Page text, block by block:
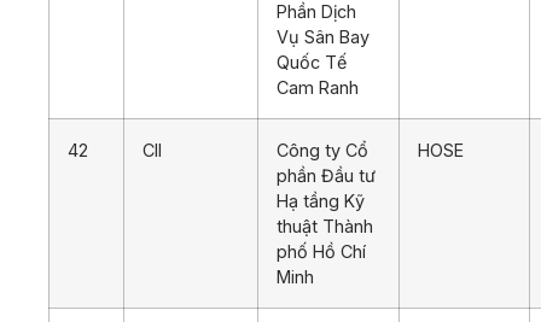
Phần Dịch
Vụ Sân Bay
Quốc Tế
Cam Ranh
42 CII
Công ty Cổ
phần Đầu tư
Hạ tầng Kỹ
thuật Thành
phố Hồ Chí
Minh
HOSE